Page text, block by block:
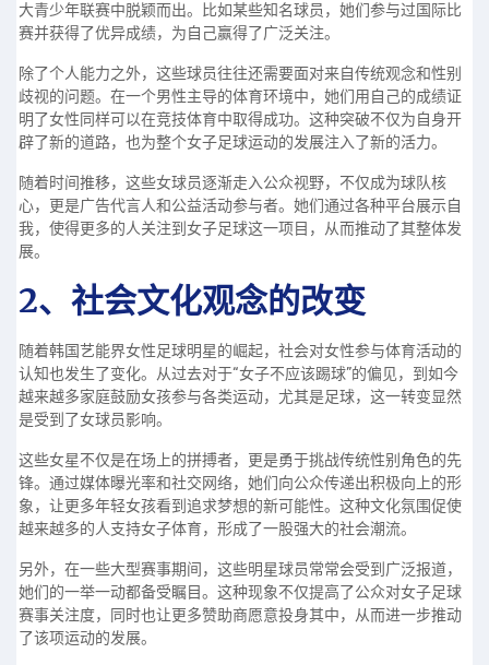
大青少年联赛中脱颖而出。比如某些知名球员，她们参与过国际比
赛并获得了优异成绩，为自己赢得了广泛关注。
除了个人能力之外，这些球员往往还需要面对来自传统观念和性别
歧视的问题。在一个男性主导的体育环境中，她们用自己的成绩证
明了女性同样可以在竞技体育中取得成功。这种突破不仅为自身开
辟了新的道路，也为整个女子足球运动的发展注入了新的活力。
随着时间推移，这些女球员逐渐走入公众视野，不仅成为球队核
心，更是广告代言人和公益活动参与者。她们通过各种平台展示自
我，使得更多的人关注到女子足球这一项目，从而推动了其整体发
展。
2、社会文化观念的改变
随着韩国艺能界女性足球明星的崛起，社会对女性参与体育活动的
认知也发生了变化。从过去对于“女子不应该踢球”的偏见，到如今
越来越多家庭鼓励女孩参与各类运动，尤其是足球，这一转变显然
是受到了女球员影响。
这些女星不仅是在场上的拼搏者，更是勇于挑战传统性别角色的先
锋。通过媒体曝光率和社交网络，她们向公众传递出积极向上的形
象，让更多年轻女孩看到追求梦想的新可能性。这种文化氛围促使
越来越多的人支持女子体育，形成了一股强大的社会潮流。
另外，在一些大型赛事期间，这些明星球员常常会受到广泛报道，
她们的一举一动都备受瞩目。这种现象不仅提高了公众对女子足球
赛事关注度，同时也让更多赞助商愿意投身其中，从而进一步推动
了该项运动的发展。